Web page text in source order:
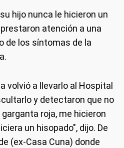
hijo nunca le hicieron un
atención a una
de los síntomas de la
volvió a llevarlo al Hospital
y detectaron que no
roja, me hicieron
un hisopado", dijo. De
(ex-Casa Cuna) donde